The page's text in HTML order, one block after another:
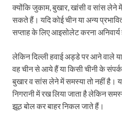
क्योंकि जुकाम, बुखार, खांसी व सांस लेने
सकते हैं। यदि कोई चीन या अन्य
सप्ताह के लिए आइसोलेट करना अनिवार्य
लेकिन दिल्ली हवाई अड्डे पर आने वाले
वह चीन से आये हैं या किसी चीनी के
बुखार व सांस लेने में समस्या तो नहीं है।
निगरानी में रख लिया जाता है लेकिन
झूठ बोल कर बाहर निकल जाते हैं।